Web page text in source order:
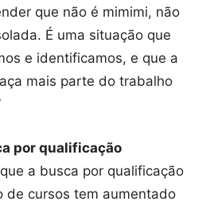
que não é mimimi, não
É uma situação que
e identificamos, e que a
mais parte do trabalho
por qualificação
a busca por qualificação
de cursos tem aumentado